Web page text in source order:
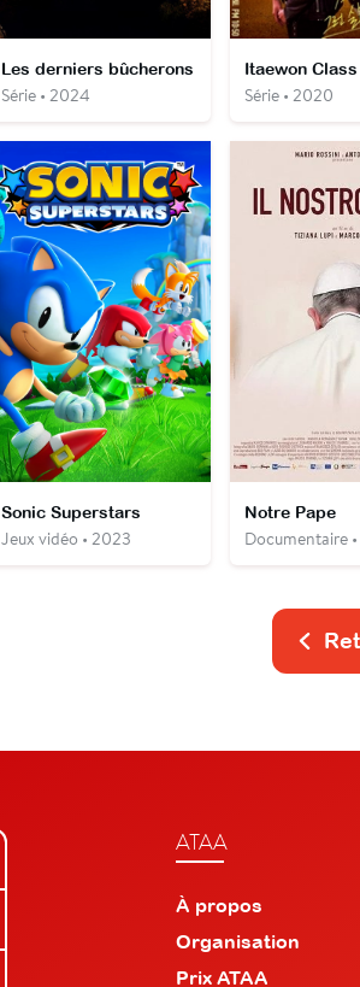
Les derniers bûcherons
Série • 2024
Itaewon Class
Série • 2020
Sonic Superstars
Jeux vidéo • 2023
Notre Pape
Documentaire
ATAA
À propos
Organisation
Prix ATAA